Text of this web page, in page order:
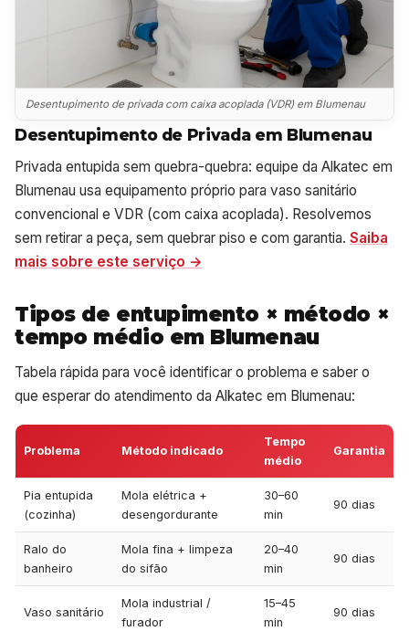
Desentupimento de privada com caixa acoplada (VDR) em Blumenau
Desentupimento de Privada em Blumenau
Privada entupida sem quebra-quebra: equipe da Alkatec em
Blumenau usa equipamento próprio para vaso sanitário
convencional e VDR (com caixa acoplada). Resolvemos
sem retirar a peça, sem quebrar piso e com garantia. Saiba
mais sobre este serviço →
Tipos de entupimento × método ×
tempo médio em Blumenau
Tabela rápida para você identificar o problema e saber o
que esperar do atendimento da Alkatec em Blumenau:
Problema Método indicado
Tempo
médio
Garantia
Pia entupida
(cozinha)
Mola elétrica +
desengordurante
30–60
min
90 dias
Ralo do
banheiro
Mola fina + limpeza
do sifão
20–40
min
90 dias
Vaso sanitário
Mola industrial /
furador
15–45
min
90 dias